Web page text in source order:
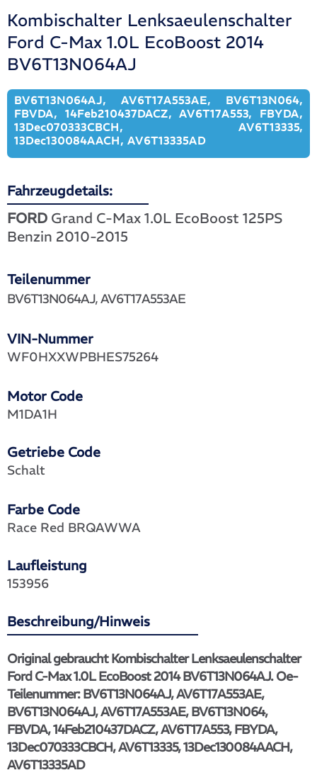
Kombischalter Lenksaeulenschalter
Ford C-Max 1.0L EcoBoost 2014
BV6T13N064AJ
BV6T13N064AJ, AV6T17A553AE, BV6T13N064,
FBVDA, 14Feb210437DACZ, AV6T17A553, FBYDA,
13Dec070333CBCH, AV6T13335,
13Dec130084AACH, AV6T13335AD
Fahrzeugdetails:
FORD Grand C-Max 1.0L EcoBoost 125PS
Benzin 2010-2015
Teilenummer
VIN-Nummer
BV6T13N064AJ, AV6T17A553AE
WF0HXXWPBHES75264
Motor Code
Getriebe Code
M1DA1H
Schalt
Farbe Code
Laufleistung
Race Red BRQAWWA
153956
Beschreibung/Hinweis
Original gebraucht Kombischalter Lenksaeulenschalter
Ford C-Max 1.0L EcoBoost 2014 BV6T13N064AJ. Oe-
Teilenummer: BV6T13N064AJ, AV6T17A553AE,
BV6T13N064AJ, AV6T17A553AE, BV6T13N064,
FBVDA, 14Feb210437DACZ, AV6T17A553, FBYDA,
13Dec070333CBCH, AV6T13335, 13Dec130084AACH,
AV6T13335AD